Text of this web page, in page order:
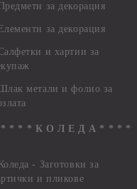
Предмети за декорация
Елементи за декорация
и хартии за
Шлак метали и фолио за
* * * К О Л Е Д А * * * *
Коледа - Заготовки за
и пликове